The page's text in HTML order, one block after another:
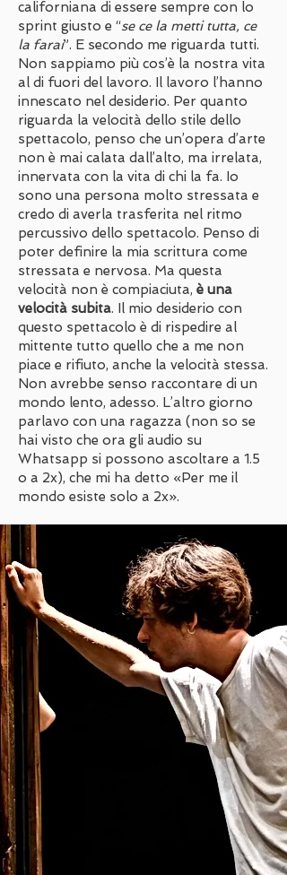
californiana di essere sempre con lo
sprint giusto e “se ce la metti tutta, ce
la farai”. E secondo me riguarda tutti.
Non sappiamo più cos’è la nostra vita
al di fuori del lavoro. Il lavoro l’hanno
innescato nel desiderio. Per quanto
riguarda la velocità dello stile dello
spettacolo, penso che un’opera d’arte
non è mai calata dall’alto, ma irrelata,
innervata con la vita di chi la fa. Io
sono una persona molto stressata e
credo di averla trasferita nel ritmo
percussivo dello spettacolo. Penso di
poter definire la mia scrittura come
stressata e nervosa. Ma questa
velocità non è compiaciuta, è una
velocità subita. Il mio desiderio con
questo spettacolo è di rispedire al
mittente tutto quello che a me non
piace e rifiuto, anche la velocità stessa.
Non avrebbe senso raccontare di un
mondo lento, adesso. L’altro giorno
parlavo con una ragazza (non so se
hai visto che ora gli audio su
Whatsapp si possono ascoltare a 1.5
o a 2x), che mi ha detto «Per me il
mondo esiste solo a 2x».